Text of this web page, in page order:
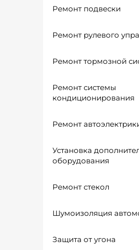
Ремонт подвески
Ремонт рулевого
Ремонт тормозной
Ремонт системы
кондиционирования
Ремонт
Установка
оборудования
Ремонт стекол
Шумоизоляция
Защита от угона